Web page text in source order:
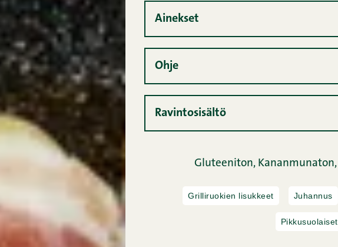
Ainekset
Ohje
Ravintosisältö
Gluteeniton, Kananmunaton,
Grilliruokien lisukkeet Juhannus
Pikkusuolaiset